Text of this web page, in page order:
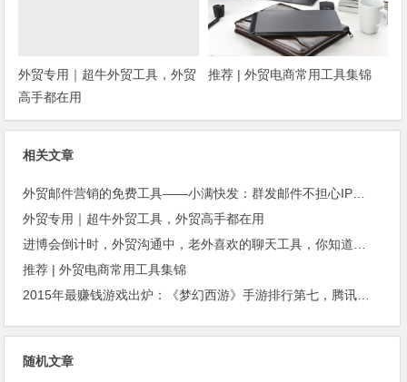
外贸专用｜超牛外贸工具，外贸
高手都在用
推荐 | 外贸电商常用工具集锦
相关文章
外贸邮件营销的免费工具——小满快发：群发邮件不担心IP被封
外贸专用｜超牛外贸工具，外贸高手都在用
进博会倒计时，外贸沟通中，老外喜欢的聊天工具，你知道几种？
推荐 | 外贸电商常用工具集锦
2015年最赚钱游戏出炉：《梦幻西游》手游排行第七，腾讯总收入进前三
随机文章